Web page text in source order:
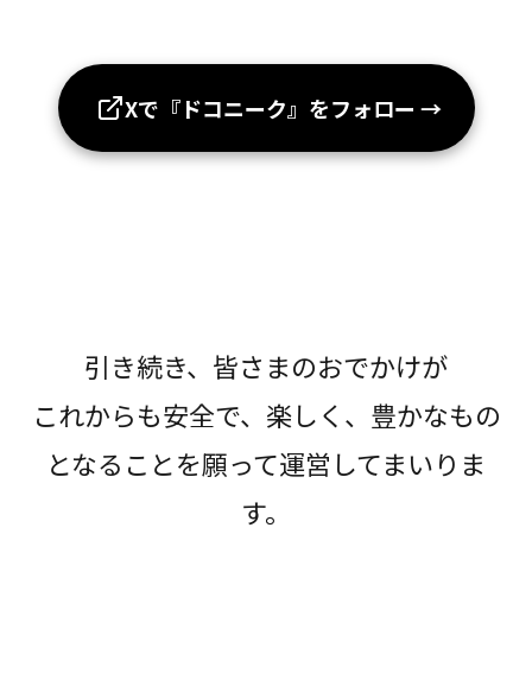
Xで『ドコニーク』をフォロー →
引き続き、皆さまのおでかけが
これからも安全で、楽しく、豊かなもの
となることを願って運営してまいりま
す。